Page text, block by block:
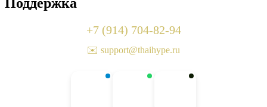
Поддержка
+7 (914) 704-82-94
✉️ support@thaihype.ru